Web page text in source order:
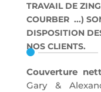
TRAVAIL DE
COURBER ...)
DISPOSITION
NOS CLIENTS.
Couverture
Gary &